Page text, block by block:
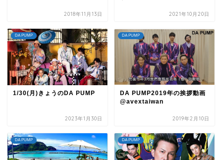
2018年11月13日 2021年10月20日
DA PUMP
1/30(月)きょうのDA PUMP
2023年1月30日
DA PUMP
DA PUMP2019年の挨拶動画
@avextaiwan
2019年2月10日
DA PUMP DA PUMP